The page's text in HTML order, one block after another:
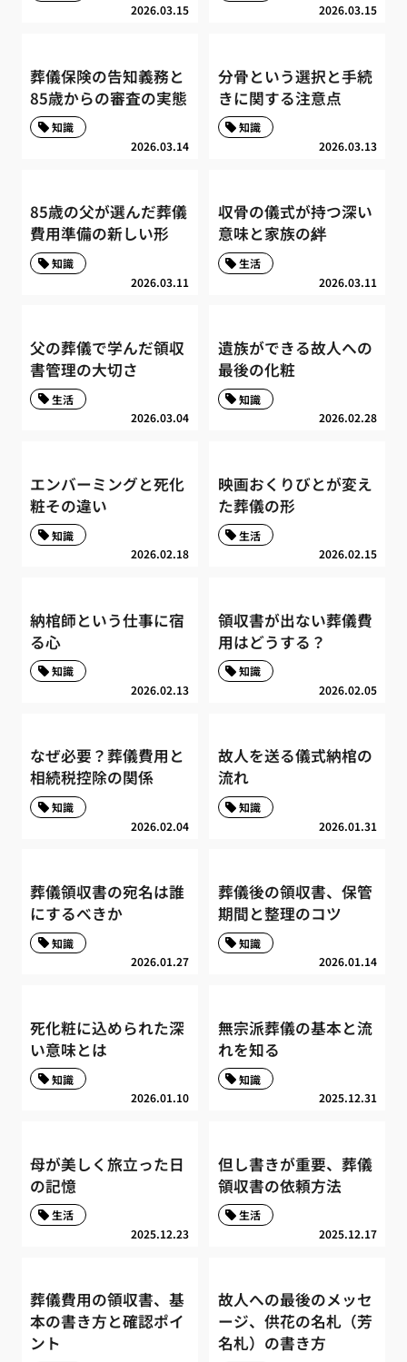
2026.03.15 2026.03.15
葬儀保険の告知義務と
85歳からの審査の実態
2026.03.14
知識
分骨という選択と手続
きに関する注意点
2026.03.13
知識
85歳の父が選んだ葬儀
費用準備の新しい形
2026.03.11
知識
収骨の儀式が持つ深い
意味と家族の絆
2026.03.11
生活
父の葬儀で学んだ領収
書管理の大切さ
2026.03.04
生活
遺族ができる故人への
最後の化粧
2026.02.28
知識
エンバーミングと死化
粧その違い
2026.02.18
知識
映画おくりびとが変え
た葬儀の形
2026.02.15
生活
納棺師という仕事に宿
る心
2026.02.13
知識
領収書が出ない葬儀費
用はどうする？
2026.02.05
知識
なぜ必要？葬儀費用と
相続税控除の関係
2026.02.04
知識
故人を送る儀式納棺の
流れ
2026.01.31
知識
葬儀領収書の宛名は誰
にするべきか
2026.01.27
知識
葬儀後の領収書、保管
期間と整理のコツ
2026.01.14
知識
死化粧に込められた深
い意味とは
2026.01.10
知識
無宗派葬儀の基本と流
れを知る
2025.12.31
知識
母が美しく旅立った日
の記憶
2025.12.23
生活
但し書きが重要、葬儀
領収書の依頼方法
2025.12.17
生活
葬儀費用の領収書、基
本の書き方と確認ポイ
ント
故人への最後のメッセ
ージ、供花の名札（芳
名札）の書き方